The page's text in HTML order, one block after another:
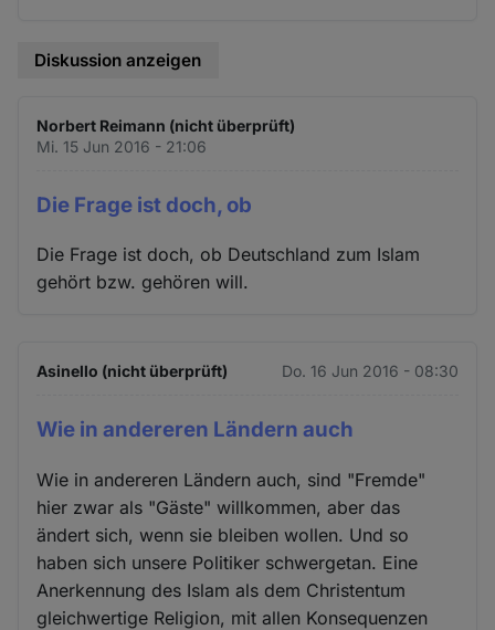
Diskussion anzeigen
Norbert Reimann (nicht überprüft)
Mi. 15 Jun 2016 - 21:06
Die Frage ist doch, ob
Die Frage ist doch, ob Deutschland zum Islam
gehört bzw. gehören will.
Asinello (nicht überprüft) Do. 16 Jun 2016 - 08:30
Wie in andereren Ländern auch
Wie in andereren Ländern auch, sind "Fremde"
hier zwar als "Gäste" willkommen, aber das
ändert sich, wenn sie bleiben wollen. Und so
haben sich unsere Politiker schwergetan. Eine
Anerkennung des Islam als dem Christentum
gleichwertige Religion, mit allen Konsequenzen